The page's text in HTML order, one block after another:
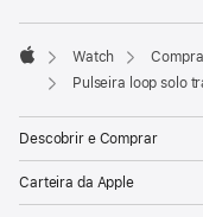
Apple
Watch
Pulseira loop solo
Descobrir e Comprar
Carteira da Apple